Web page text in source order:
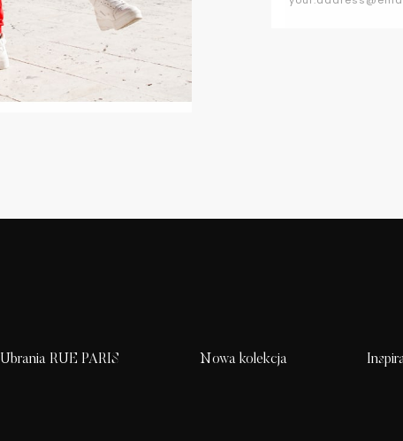
Ubrania RUE PARIS Nowa kolekcja